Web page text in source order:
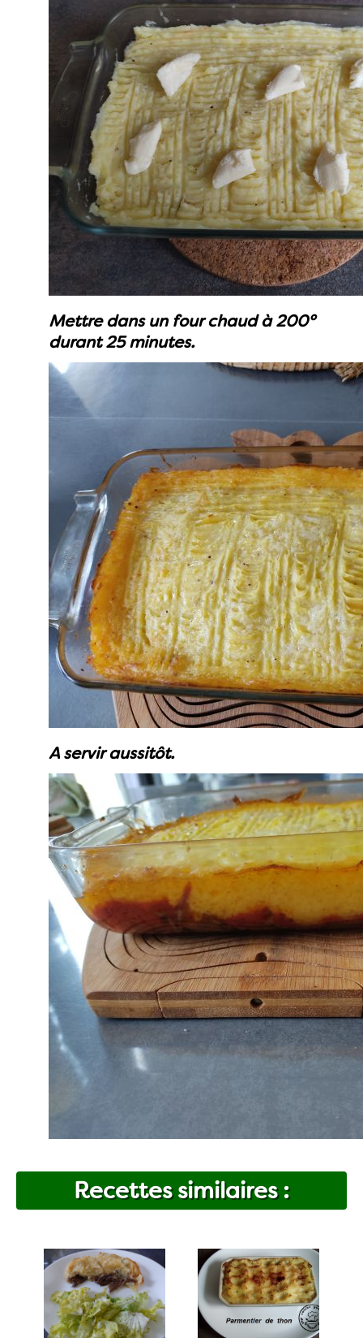
Mettre dans un four chaud à 200°
durant 25 minutes.
A servir aussitôt.
Recettes similaires :